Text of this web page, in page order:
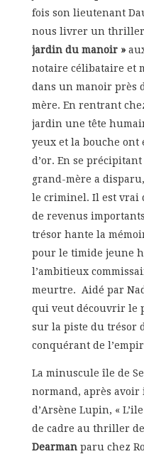
fois son lieutenant
nous livrer un thriller
jardin du manoir »
notaire célibataire et
dans un manoir près
mère. En rentrant
jardin une tête
yeux et la bouche ont
d’or. En se
grand-mère a
le criminel. Il est vrai
de revenus
trésor hante la
pour le timide jeune
l’ambitieux
meurtre. Aidé par
qui veut découvrir le
sur la piste du trésor
conquérant de
La minuscule île de
normand, après
d’Arsène Lupin, «
de cadre au thriller
Dearmanparu chez